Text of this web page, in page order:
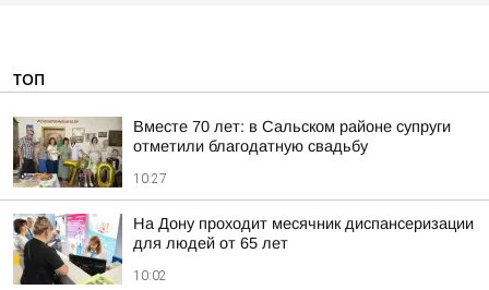
ТОП
Вместе 70 лет: в Сальском районе супруги
отметили благодатную свадьбу
10:27
На Дону проходит месячник диспансеризации
для людей от 65 лет
10:02